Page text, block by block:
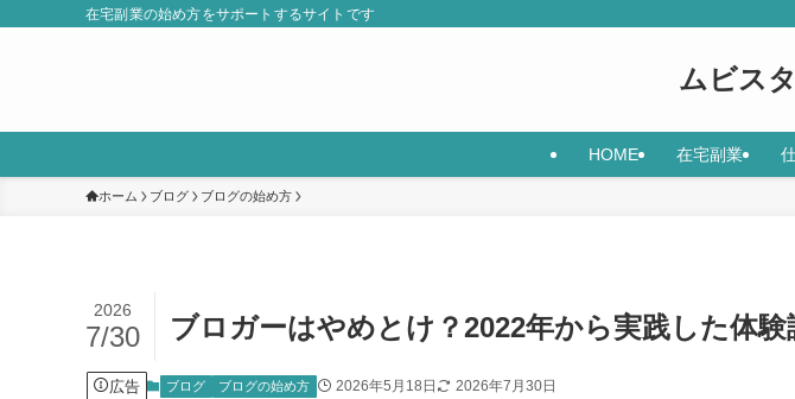
在宅副業の始め方をサポートするサイトです
ムビス
HOME 在宅副業
ホーム ブログ ブログの始め方
ブロガーはやめとけ？2022年から実践した体験
2026
7/30
広告 ブログ ブログの始め方 2026年5月18日 2026年7月30日